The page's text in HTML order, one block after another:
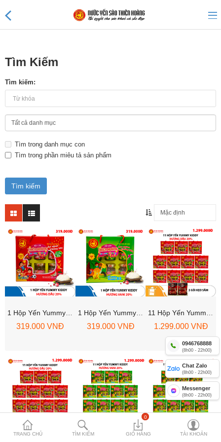
Sản phẩm khuyến mãi
Tin tức
Nước Yến Thiên Hoàng 45%
Nước Yến 25% không đường
Nước Yến Thiên Hoàng 20%
Nước Yến Thiên Hoàng 18%
Nước Yến Thiên Hoàng 15%
Nước Yến Yummy Kiddy 20%
Nước Yến Thiên Hoàng 12%
Cháo yến Thiên Hoàng
Compare
Mặt hàng yêu
thích (0)
Currency
TRANG CHỦ TÌM KIẾM
0
GIỎ HÀNG TÀI KHOẢN
Tìm Kiếm
Tìm kiếm:
Tìm trong danh mục con
Tìm trong phần miêu tả sản phẩm
319.000 VNĐ
1 Hộp Yến Yummy Kiddy Hương Vani 20% Thiên Hoàng (6 Lọ/hộp)
319.000 VNĐ 1.299.000 VNĐ
0946768888
(8h00 - 22h00)
Chat Zalo
(8h00 - 22h00)
Messenger
(8h00 - 22h00)